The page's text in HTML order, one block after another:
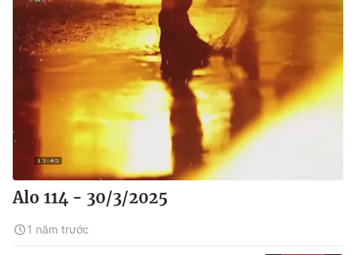
Alo 114 - 30/3/2025
1 năm trước